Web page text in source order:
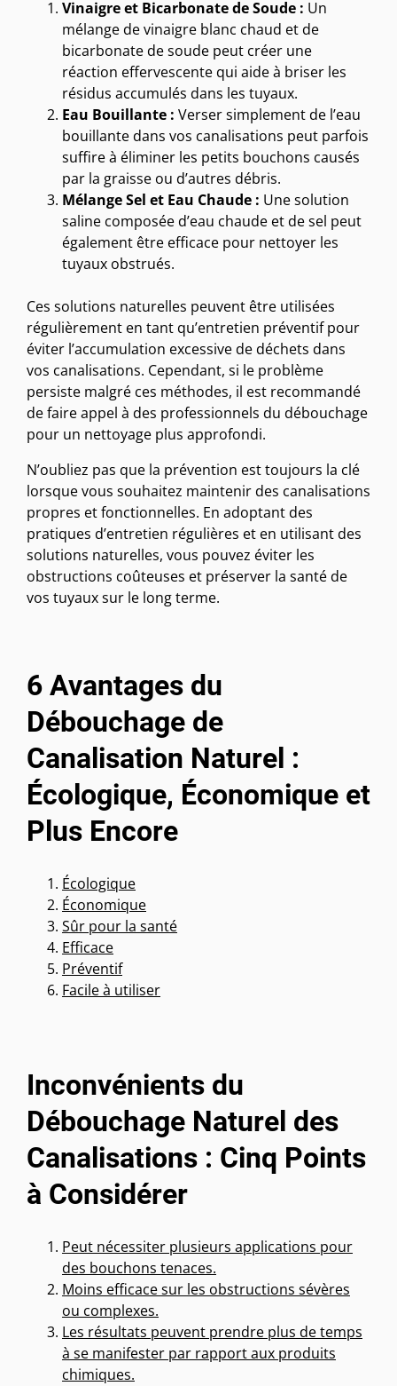
Vinaigre et Bicarbonate de Soude : Un
mélange de vinaigre blanc chaud et de
bicarbonate de soude peut créer une
réaction effervescente qui aide à briser les
résidus accumulés dans les tuyaux.
Eau Bouillante : Verser simplement de l’eau
bouillante dans vos canalisations peut parfois
suffire à éliminer les petits bouchons causés
par la graisse ou d’autres débris.
Mélange Sel et Eau Chaude : Une solution
saline composée d’eau chaude et de sel peut
également être efficace pour nettoyer les
tuyaux obstrués.
Ces solutions naturelles peuvent être utilisées
régulièrement en tant qu’entretien préventif pour
éviter l’accumulation excessive de déchets dans
vos canalisations. Cependant, si le problème
persiste malgré ces méthodes, il est recommandé
de faire appel à des professionnels du débouchage
pour un nettoyage plus approfondi.
N’oubliez pas que la prévention est toujours la clé
lorsque vous souhaitez maintenir des canalisations
propres et fonctionnelles. En adoptant des
pratiques d’entretien régulières et en utilisant des
solutions naturelles, vous pouvez éviter les
obstructions coûteuses et préserver la santé de
vos tuyaux sur le long terme.
6 Avantages du
Débouchage de
Canalisation Naturel :
Écologique, Économique et
Plus Encore
Écologique
Économique
Sûr pour la santé
Efficace
Préventif
Facile à utiliser
Inconvénients du
Débouchage Naturel des
Canalisations : Cinq Points
à Considérer
Peut nécessiter plusieurs applications pour
des bouchons tenaces.
Moins efficace sur les obstructions sévères
ou complexes.
Les résultats peuvent prendre plus de temps
à se manifester par rapport aux produits
chimiques.